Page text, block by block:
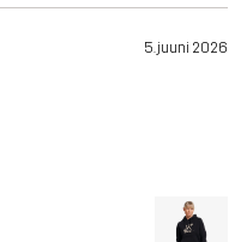
5. juuni 2026